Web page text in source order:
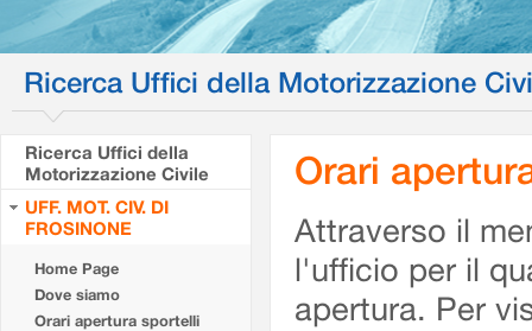
Ricerca Uffici della Motorizzazione
Ricerca Uffici della
Motorizzazione Civile
UFF. MOT. CIV. DI
FROSINONE
Home Page
Dove siamo
Orari apertura sportelli
Orari
Attraverso il
l'ufficio per il
apertura. Per